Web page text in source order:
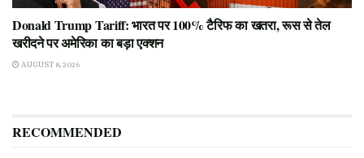
Donald Trump Tariff: भारत पर 100% टैरिफ का खतरा, रूस से तेल
खरीदने पर अमेरिका का बड़ा एक्शन
AUGUST 8, 2026
RECOMMENDED